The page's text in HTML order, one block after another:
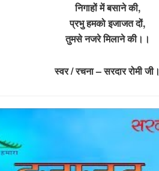
निगाहों में बसाने की,
प्रभु हमको इजाजत दों,
तुमसे नजरे मिलाने की।।
स्वर / रचना – सरदार रोमी जी।